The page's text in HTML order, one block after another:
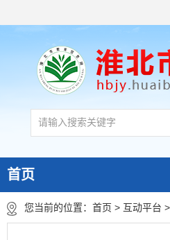
首页
您当前的位置： 首页 > 互动平台 >